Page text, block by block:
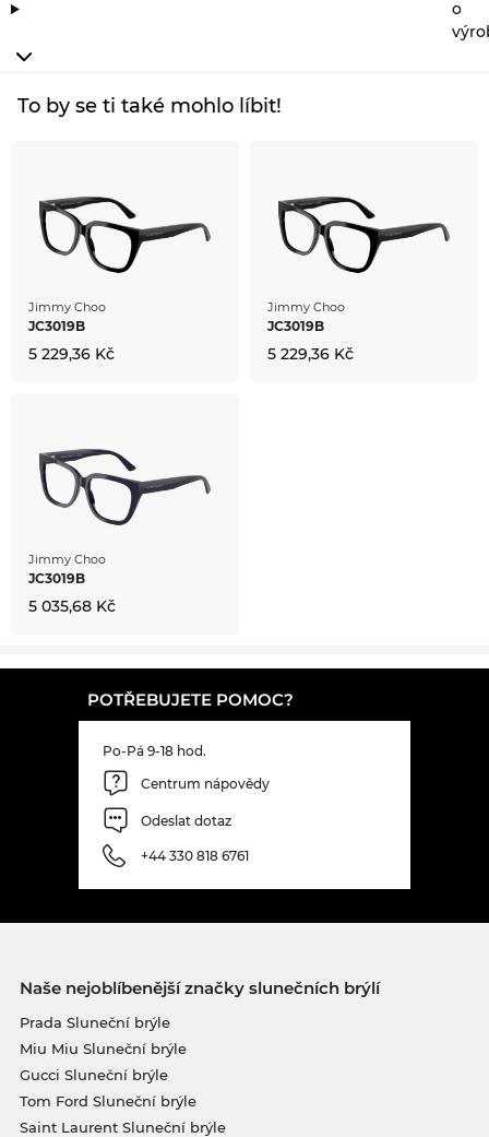
o
To by se ti také mohlo líbit!
Jimmy Choo
JC3019B
5 229,36 Kč
Jimmy Choo
JC3019B
5 229,36 Kč
Jimmy Choo
JC3019B
5 035,68 Kč
POTŘEBUJETE POMOC?
Po-Pá 9-18 hod.
Centrum nápovědy
Odeslat dotaz
+44 330 818 6761
Naše nejoblíbenější značky slunečních brýlí
Prada Sluneční brýle
Miu Miu Sluneční brýle
Gucci Sluneční brýle
Tom Ford Sluneční brýle
Saint Laurent Sluneční brýle